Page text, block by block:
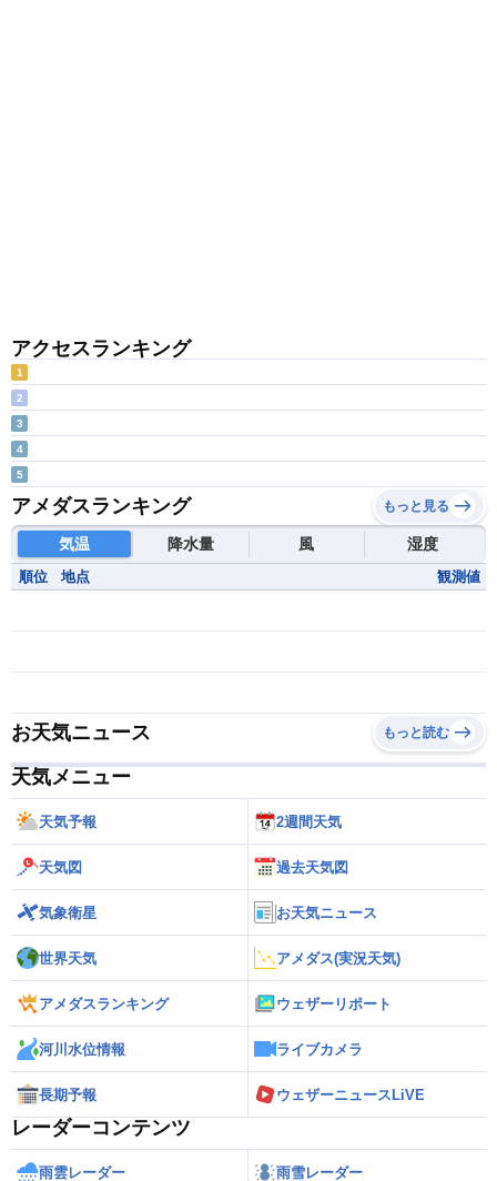
アクセスランキング
1
2
3
4
5
アメダスランキング もっと見る
気温 降水量 風 湿度
順位 地点 観測値
お天気ニュース もっと読む
天気メニュー
天気予報 2週間天気
天気図 過去天気図
気象衛星 お天気ニュース
世界天気 アメダス(実況天気)
アメダスランキング ウェザーリポート
河川水位情報 ライブカメラ
長期予報 ウェザーニュースLiVE
レーダーコンテンツ
雨雲レーダー 雨雪レーダー